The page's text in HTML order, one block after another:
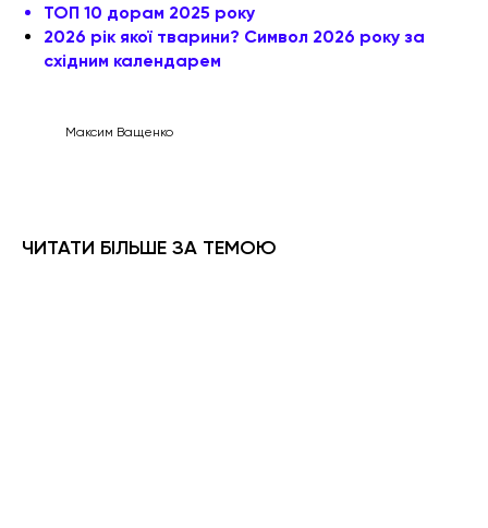
ТОП 10 дорам 2025 року
2026 рік якої тварини? Символ 2026 року за
східним календарем
Максим Ващенко
ЧИТАТИ БІЛЬШЕ ЗА ТЕМОЮ